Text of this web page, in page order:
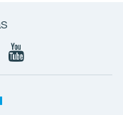
YouTube